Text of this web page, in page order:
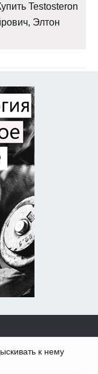
Testosteron
Элтон
к нему